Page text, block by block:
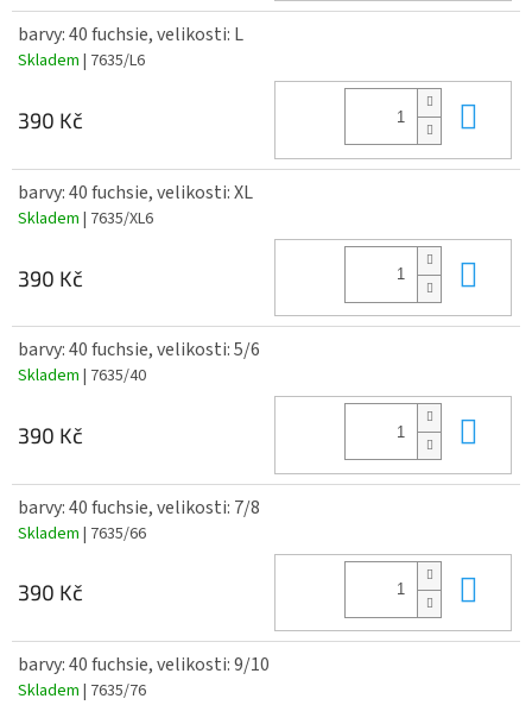
barvy: 40 fuchsie, velikosti: L
Skladem | 7635/L6
390 Kč
barvy: 40 fuchsie, velikosti: XL
Skladem | 7635/XL6
390 Kč
barvy: 40 fuchsie, velikosti: 5/6
Skladem | 7635/40
390 Kč
barvy: 40 fuchsie, velikosti: 7/8
Skladem | 7635/66
390 Kč
barvy: 40 fuchsie, velikosti: 9/10
Skladem | 7635/76